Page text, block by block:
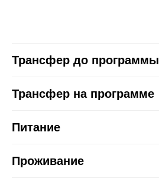
Трансфер до программы
Трансфер на программе
Питание
Проживание